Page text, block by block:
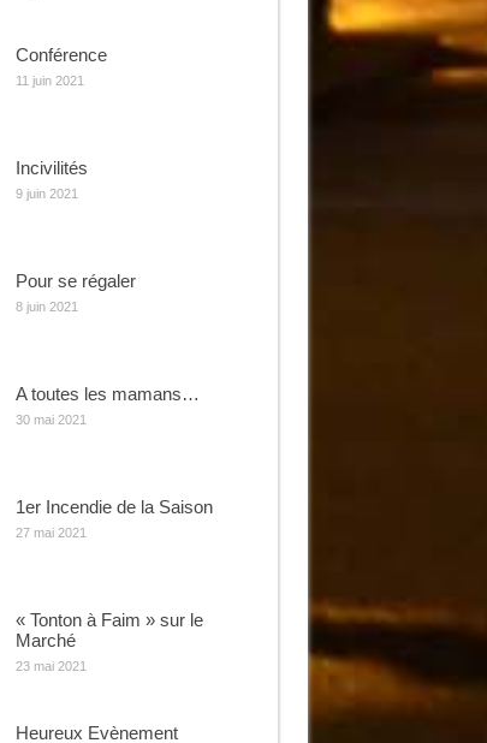
Conférence
11 juin 2021
Incivilités
9 juin 2021
Pour se régaler
8 juin 2021
A toutes les mamans…
30 mai 2021
1er Incendie de la Saison
27 mai 2021
« Tonton à Faim » sur le
Marché
23 mai 2021
Heureux Evènement